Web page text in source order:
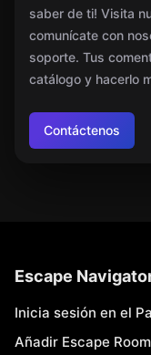
saber de ti! Visita
comunícate con
soporte. Tus
catálogo y hacerlo
Contáctenos
Escape
Inicia sesión en el
Añadir Escape Room